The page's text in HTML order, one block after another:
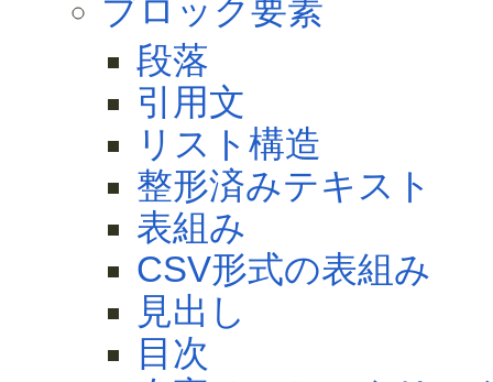
ブロック要素
段落
引用文
リスト構造
整形済みテキスト
表組み
CSV形式の表組み
見出し
目次